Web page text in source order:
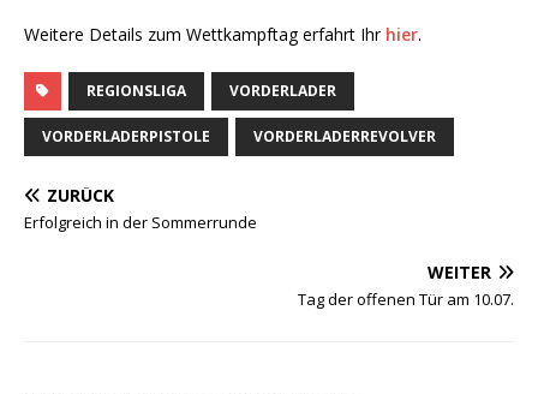
Weitere Details zum Wettkampftag erfahrt Ihr hier.
REGIONSLIGA VORDERLADER
VORDERLADERPISTOLE VORDERLADERREVOLVER
ZURÜCK
Erfolgreich in der Sommerrunde
WEITER
Tag der offenen Tür am 10.07.